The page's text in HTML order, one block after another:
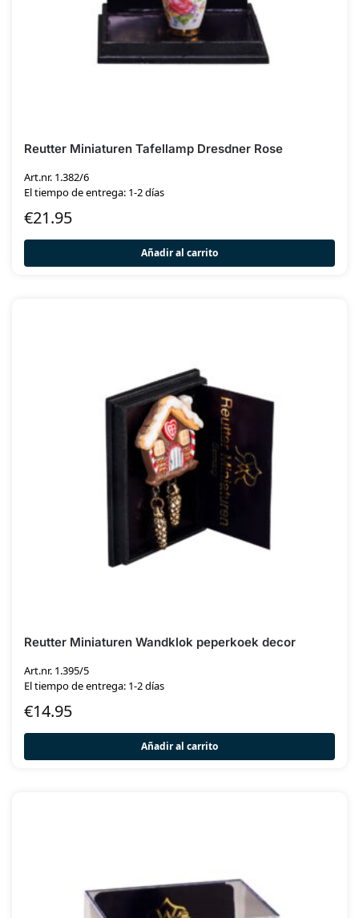
Reutter Miniaturen Tafellamp Dresdner Rose
Art.nr. 1.382/6
El tiempo de entrega: 1-2 días
€21.95
Añadir al carrito
Reutter Miniaturen Wandklok peperkoek decor
Art.nr. 1.395/5
El tiempo de entrega: 1-2 días
€14.95
Añadir al carrito